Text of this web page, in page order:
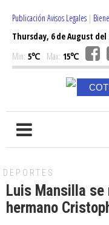
Publicación Avisos Legales |
Thursday, 6 de August del
Min: 5℃ Max: 15℃
DEPORTES
Luis Mansilla
hermano